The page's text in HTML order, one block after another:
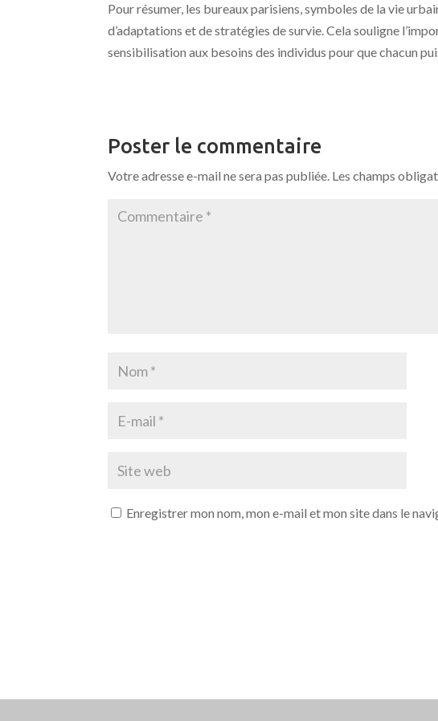
Pour résumer, les bureaux parisiens, symboles de la vie
d’adaptations et de stratégies de survie. Cela souligne
sensibilisation aux besoins des individus pour que chacun
Poster le commentaire
Votre adresse e-mail ne sera pas publiée. Les champs
Enregistrer mon nom, mon e-mail et mon site dans le